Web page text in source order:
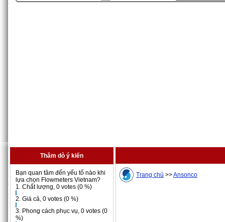
Thăm dò ý kiến
Bạn quan tâm đến yếu tố nào khi
lựa chọn Flowmeters Vietnam?
1. Chất lượng, 0 votes (0 %)
2. Giá cả, 0 votes (0 %)
3. Phong cách phục vụ, 0 votes (0
%)
Trang chủ >>Ansonco